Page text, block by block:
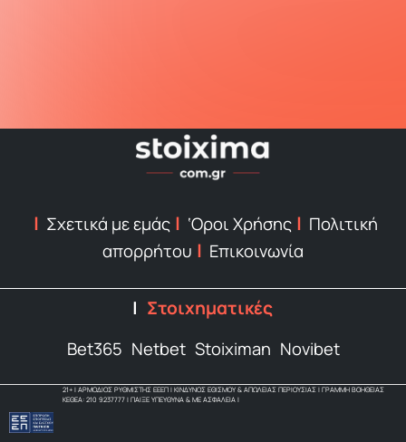
Σχετικά με εμάς ‘Οροι Χρήσης
Πολιτική
απορρήτου
Επικοινωνία
Στοιχηματικές
Bet365 Netbet Stoiximan Novibet
21+ | ΑΡΜΟΔΙΟΣ ΡΥΘΜΙΣΤΗΣ ΕΕΕΠ | ΚΙΝΔΥΝΟΣ ΕΘΙΣΜΟΥ & ΑΠΩΛΕΙΑΣ ΠΕΡΙΟΥΣΙΑΣ | ΓΡΑΜΜΗ ΒΟΗΘΕΙΑΣ
ΚΕΘΕΑ: 210 9237777 | ΠΑΙΞΕ ΥΠΕΥΘΥΝΑ & ΜΕ ΑΣΦΑΛΕΙΑ |